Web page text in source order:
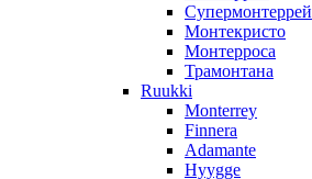
Супермонтеррей
Монтекристо
Монтерроса
Трамонтана
Ruukki
Monterrey
Finnera
Adamante
Hyygge